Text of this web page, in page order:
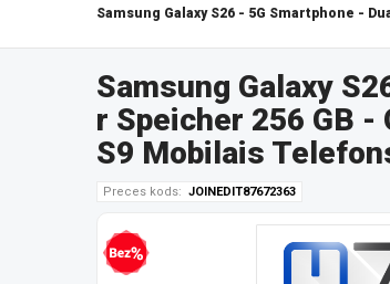
Samsung Galaxy S26 - 5G Smartphone -
Samsung Galaxy
r Speicher 256 GB -
S9 Mobilais
Preces kods: JOINEDIT87672363
Bezprocentu kredīts